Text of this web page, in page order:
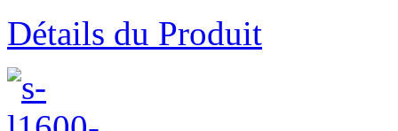
Détails du Produit